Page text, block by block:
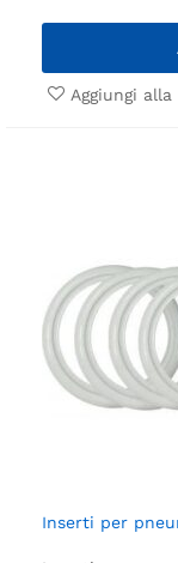
Aggiungi
Inserti per